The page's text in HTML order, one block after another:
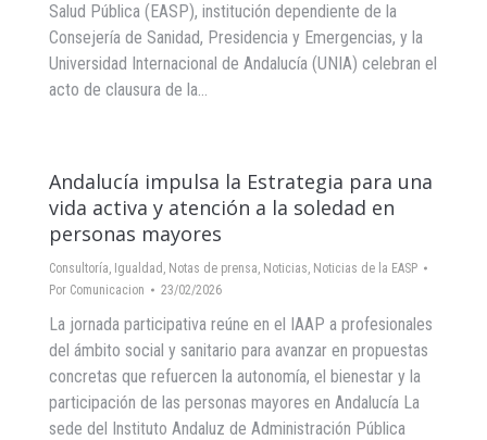
Salud Pública (EASP), institución dependiente de la
Consejería de Sanidad, Presidencia y Emergencias, y la
Universidad Internacional de Andalucía (UNIA) celebran el
acto de clausura de la…
Andalucía impulsa la Estrategia para una
vida activa y atención a la soledad en
personas mayores
Consultoría, Igualdad , Notas de prensa, Noticias, Noticias de la EASP
Por Comunicacion 23/02/2026
La jornada participativa reúne en el IAAP a profesionales
del ámbito social y sanitario para avanzar en propuestas
concretas que refuercen la autonomía, el bienestar y la
participación de las personas mayores en Andalucía La
sede del Instituto Andaluz de Administración Pública